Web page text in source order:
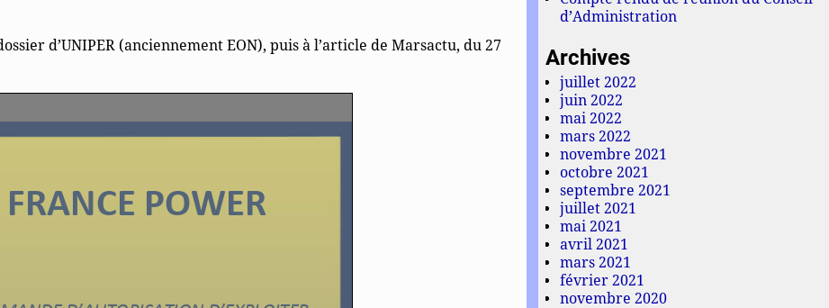
d’UNIPER (anciennement EON), puis à l’article de Marsactu, du 27
d’Administration
Archives
juillet 2022
juin 2022
mai 2022
mars 2022
novembre 2021
octobre 2021
septembre 2021
juillet 2021
mai 2021
avril 2021
mars 2021
février 2021
novembre 2020